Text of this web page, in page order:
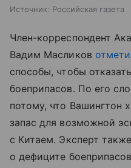
Источник: Российская газета
Член-корреспондент
Вадим Масликов
способы, чтобы
боеприпасов. По его
потому, что Вашингтон
запас для возможной
с Китаем. Эксперт
о дефиците